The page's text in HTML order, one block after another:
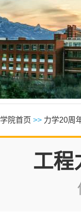
学院首页 >> 力学20周
工程